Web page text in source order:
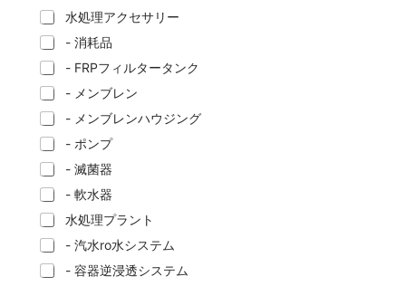
水処理アクセサリー
- 消耗品
- FRPフィルタータンク
- メンブレン
- メンブレンハウジング
- ポンプ
- 滅菌器
- 軟水器
水処理プラント
- 汽水ro水システム
- 容器逆浸透システム